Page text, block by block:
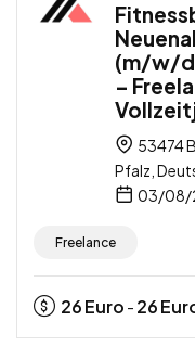
(m/w/
–
53474
Pfalz,
03/08/
Freelance
26Euro - 26